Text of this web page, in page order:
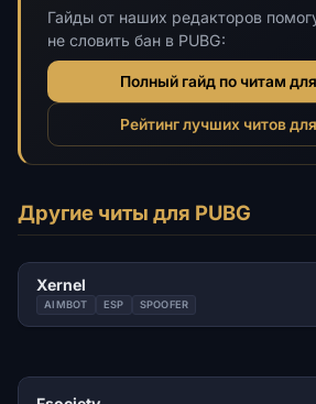
Гайды от наших редакторов
не словить бан в PUBG:
Полный гайд по читам
Рейтинг лучших читов
Другие читы для PUBG
Xernel
AIMBOT ESP SPOOFER